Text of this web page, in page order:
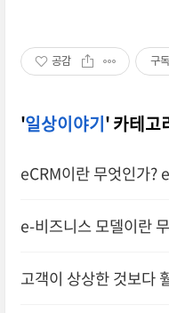
공감 구
'일상이야기' 카테고
eCRM이란 무엇인가?
e-비즈니스 모델이란
고객이 상상한 것보다